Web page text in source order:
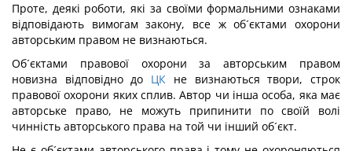
Проте, деякі роботи, які за своїми формальними ознаками
відповідають вимогам закону, все ж об´єктами охорони
авторським правом не визнаються.
Об´єктами правової охорони за авторським правом
новизна відповідно до ЦК не визнаються твори, строк
правової охорони яких сплив. Автор чи інша особа, яка має
авторське право, не можуть припинити по своїй волі
чинність авторського права на той чи інший об´єкт.